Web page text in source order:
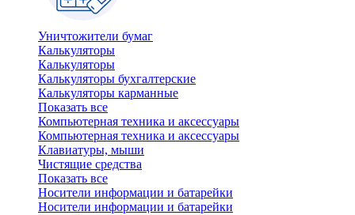
Уничтожители бумаг
Калькуляторы
Калькуляторы
Калькуляторы бухгалтерские
Калькуляторы карманные
Показать все
Компьютерная техника и аксессуары
Компьютерная техника и аксессуары
Клавиатуры, мыши
Чистящие средства
Показать все
Носители информации и батарейки
Носители информации и батарейки